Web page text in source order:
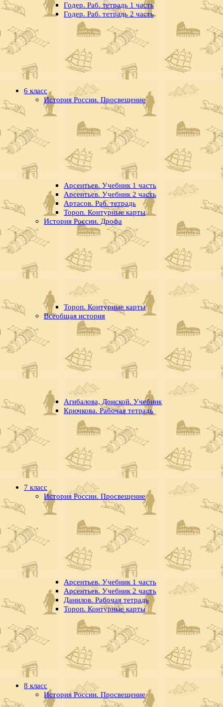
Годер. Раб. тетрадь 1 часть
Годер. Раб. тетрадь 2 часть
6 класс
История России. Просвещение
Арсентьев. Учебник 1 часть
Арсентьев. Учебник 2 часть
Артасов. Раб. тетрадь
Тороп. Контурные карты
История России. Дрофа
Тороп. Контурные карты
Всеобщая история
Агибалова, Донской. Учебник
Крючкова. Рабочая тетрадь
7 класс
История России. Просвещение
Арсентьев. Учебник 1 часть
Арсентьев. Учебник 2 часть
Данилов. Рабочая тетрадь
Тороп. Контурные карты
8 класс
История России. Просвещение